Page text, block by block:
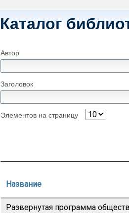
Каталог
Автор
Заголовок
Элементов на страницу
Название
Развернутая программа